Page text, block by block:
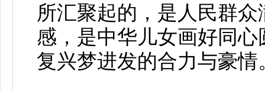
所汇聚起的，是人民群
感，是中华儿女画好同
复兴梦进发的合力与豪情